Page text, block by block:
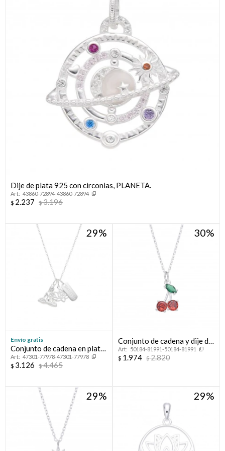
Dije de plata 925 con circonias, PLANETA.
43860-72894-43860-72894
$ 2.237 $3.196
29
Envío gratis
Conjunto de cadena en plata
925 y dijes, NAMASTE.
47301-77978-47301-77978
$ 3.126 $4.465
30
Conjunto de cadena y dije de
plata 925 con circonias,
CHERRYS.
50184-81991-50184-81991
$ 1.974 $2.820
29 29